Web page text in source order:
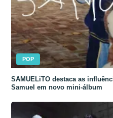
POP
SAMUELiTO destaca as
Samuel em novo mini-álbum